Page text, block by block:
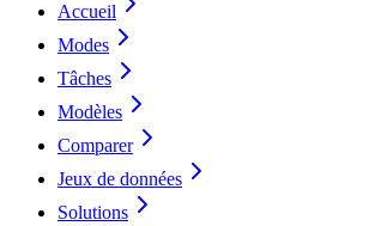
Accueil
Modes
Tâches
Modèles
Comparer
Jeux de données
Solutions